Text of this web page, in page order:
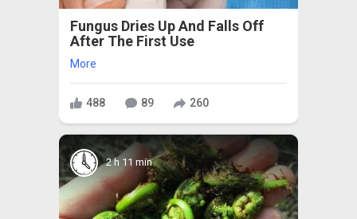
Fungus Dries Up And Falls Off
After The First Use
More
488 89 260
2 h 11 min